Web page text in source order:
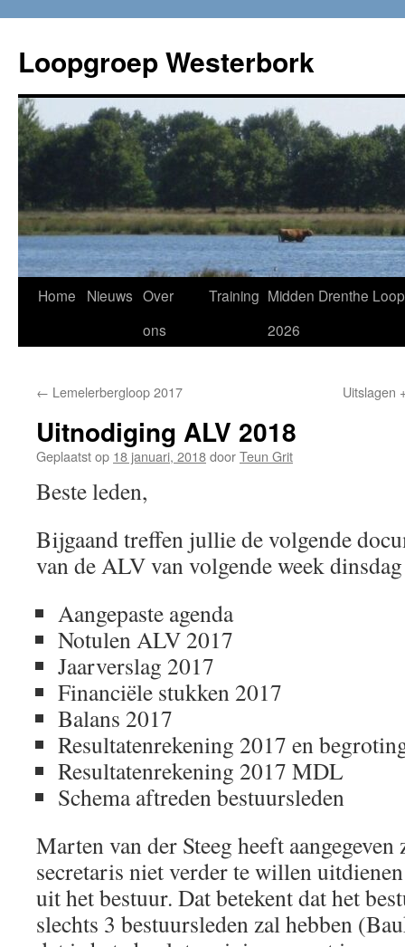
Loopgroep Westerbork
Home Nieuws Over
ons
Training Midden Drenthe Loop
2026
← Lemelerbergloop 2017 Uitslagen
Uitnodiging ALV 2018
Geplaatst op 18 januari, 2018doorTeun Grit
Beste leden,
Bijgaand treffen jullie de volgende
van de ALV van volgende week
Aangepaste agenda
Notulen ALV 2017
Jaarverslag 2017
Financiële stukken 2017
Balans 2017
Resultatenrekening 2017 en
Resultatenrekening 2017 MDL
Schema aftreden bestuursleden
Marten van der Steeg heeft
secretaris niet verder te willen
uit het bestuur. Dat betekent dat het
slechts 3 bestuursleden zal hebben